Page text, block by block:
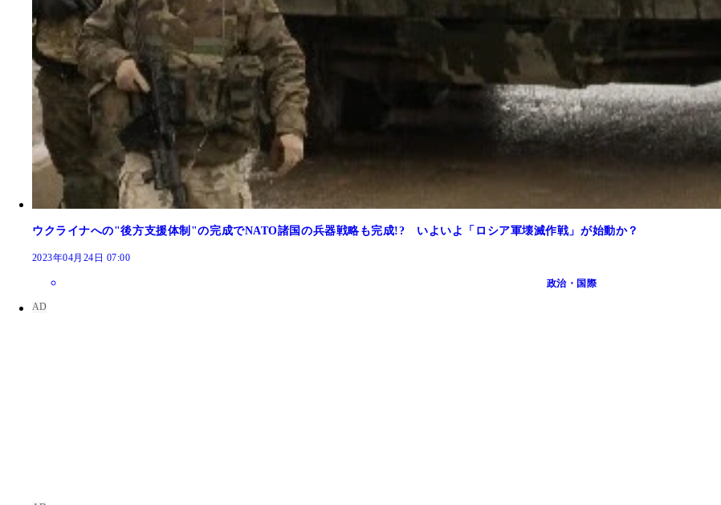
ウクライナへの"後方支援体制"の完成でNATO諸国の兵器戦略も完成!? いよいよ「ロシア軍壊滅作戦」が始動か？
2023年04月24日 07:00
政治・国際